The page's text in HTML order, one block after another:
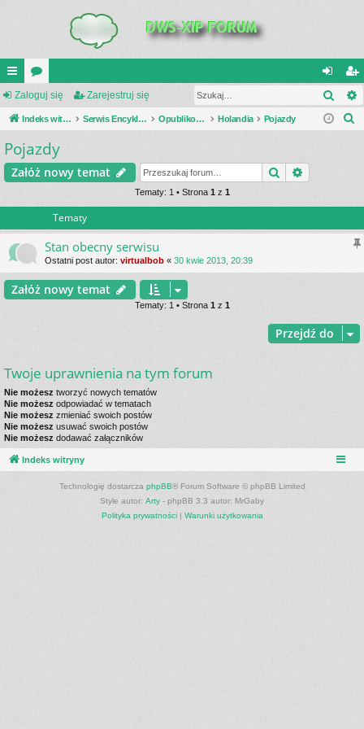
UI
C
K
_L
or
a
al
og
ar
ej
ę
Zaloguj się Zarejestruj się
Indeks witryny Serwis Encyklopedia Uzbrojenia Opublikowane zestawienia Holandia Pojazdy
j
Pojazdy
Załóż nowy temat Szukaj
Tematy: 1 • Strona 1 z 1
Tematy
Stan obecny serwisu
Ostatni post autor: virtualbob « 30 kwie 2013, 20:39
Załóż nowy temat
Tematy: 1 • Strona 1 z 1
Przejdź do
Twoje uprawnienia na tym forum
Nie możesz tworzyć nowych tematów
Nie możesz odpowiadać w tematach
Nie możesz zmieniać swoich postów
Nie możesz usuwać swoich postów
Nie możesz dodawać załączników
Indeks witryny
Technologię dostarcza phpBB® Forum Software © phpBB Limited
Style autor: Arty - phpBB 3.3 autor: MrGaby
Polityka prywatności| Warunki użytkowania